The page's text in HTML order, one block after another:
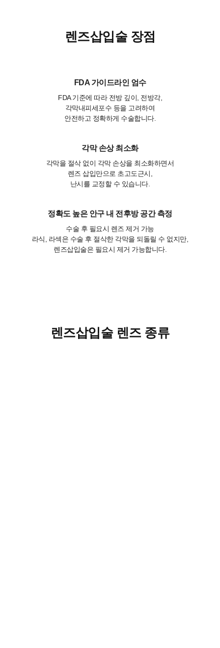
렌즈삽입술 장점
FDA 가이드라인 엄수
FDA 기준에 따라 전방 깊이, 전방각,
각막내피세포수 등을 고려하여
안전하고 정확하게 수술합니다.
각막 손상 최소화
각막을 절삭 없이 각막 손상을 최소화하면서
렌즈 삽입만으로 초고도근시,
난시를 교정할 수 있습니다.
정확도 높은 안구 내 전후방 공간 측정
수술 후 필요시 렌즈 제거 가능
라식, 라섹은 수술 후 절삭한 각막을 되돌릴 수 없지만,
렌즈삽입술은 필요시 제거 가능합니다.
렌즈삽입술 렌즈 종류